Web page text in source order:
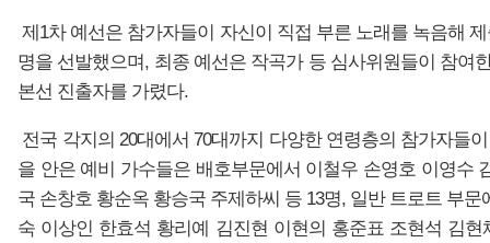
제1차 예선은 참가자들이 자신이 직접 부른 노래를 녹음해
명을 선발했으며, 최종 예선은 작곡가 등 심사위원들이 참여
본선 진출자를 가렸다.
전국 각지의 20대에서 70대까지 다양한 연령층의 참가자들
을 안은 예비 가수들은 배호부문에서 이철우 손영호 이영수
국 손창호 황순옥 황승국 주제하씨 등 13명, 일반 트로트 부
숙 이상인 한효석 황리예 김진현 이현의 홍준표 조현석 김